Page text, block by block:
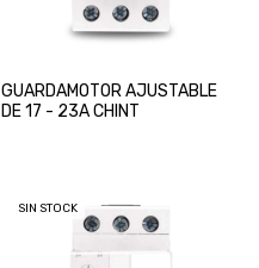
GUARDAMOTOR AJUSTABLE
DE 17 - 23A CHINT
SIN STOCK